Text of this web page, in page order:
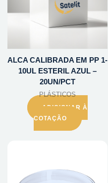
ALCA CALIBRADA EM PP 1-
10UL ESTERIL AZUL –
20UN/PCT
PLÁSTICOS
ADICIONAR À
COTAÇÃO